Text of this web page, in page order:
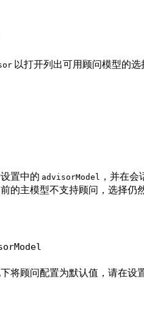
以打开列出可用顾问模型的选
置中的 advisorModel ，并在
的主模型不支持顾问，选择仍
将顾问配置为默认值，请在设